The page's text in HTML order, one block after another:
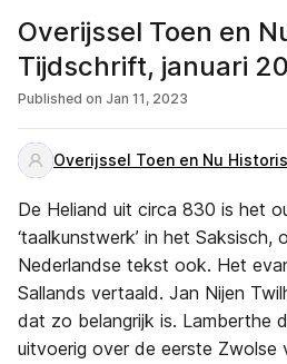
Overijssel Toen en
Tijdschrift, januari
Published on Jan 11, 2023
Overijssel Toen en Nu
De Heliand uit circa 830 is het
‘taalkunstwerk’ in het Saksisch,
Nederlandse tekst ook. Het
Sallands vertaald. Jan Nijen
dat zo belangrijk is. Lamberthe
uitvoerig over de eerste Zwolse